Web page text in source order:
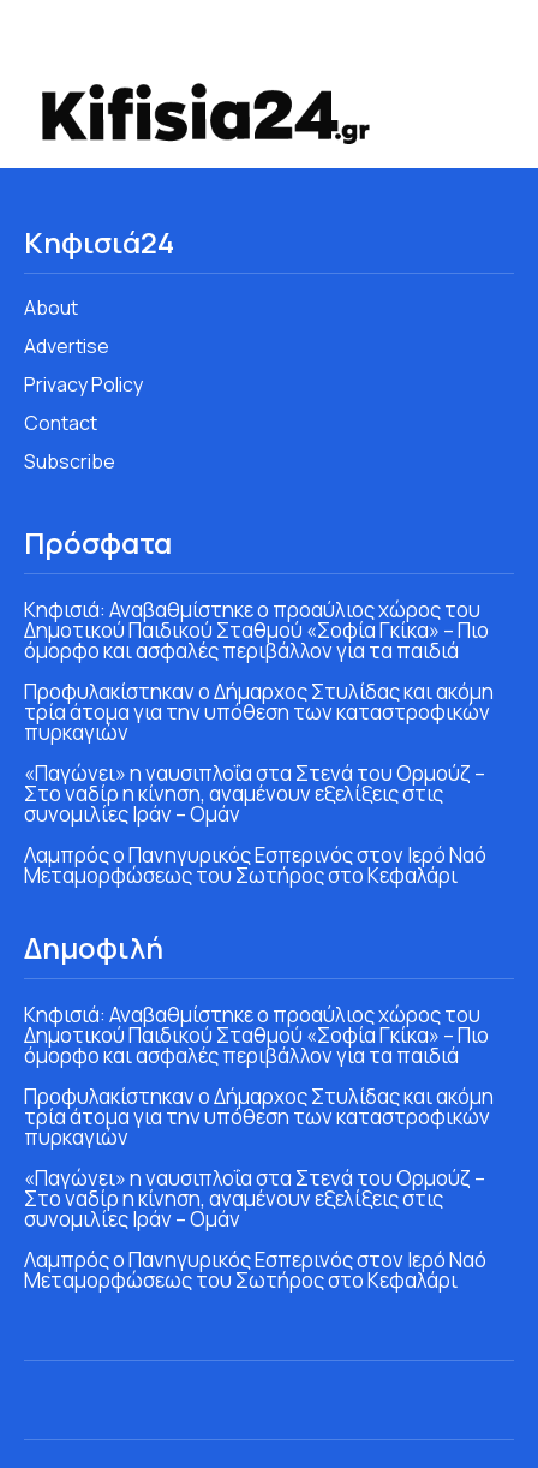
Κηφισιά24
About
Advertise
Privacy Policy
Contact
Subscribe
Πρόσφατα
Κηφισιά: Αναβαθμίστηκε ο προαύλιος χώρος του
Δημοτικού Παιδικού Σταθμού «Σοφία Γκίκα» – Πιο
όμορφο και ασφαλές περιβάλλον για τα παιδιά
Προφυλακίστηκαν ο Δήμαρχος Στυλίδας και ακόμη
τρία άτομα για την υπόθεση των καταστροφικών
πυρκαγιών
«Παγώνει» η ναυσιπλοΐα στα Στενά του Ορμούζ –
Στο ναδίρ η κίνηση, αναμένουν εξελίξεις στις
συνομιλίες Ιράν – Ομάν
Λαμπρός ο Πανηγυρικός Εσπερινός στον Ιερό Ναό
Μεταμορφώσεως του Σωτήρος στο Κεφαλάρι
Δημοφιλή
Κηφισιά: Αναβαθμίστηκε ο προαύλιος χώρος του
Δημοτικού Παιδικού Σταθμού «Σοφία Γκίκα» – Πιο
όμορφο και ασφαλές περιβάλλον για τα παιδιά
Προφυλακίστηκαν ο Δήμαρχος Στυλίδας και ακόμη
τρία άτομα για την υπόθεση των καταστροφικών
πυρκαγιών
«Παγώνει» η ναυσιπλοΐα στα Στενά του Ορμούζ –
Στο ναδίρ η κίνηση, αναμένουν εξελίξεις στις
συνομιλίες Ιράν – Ομάν
Λαμπρός ο Πανηγυρικός Εσπερινός στον Ιερό Ναό
Μεταμορφώσεως του Σωτήρος στο Κεφαλάρι